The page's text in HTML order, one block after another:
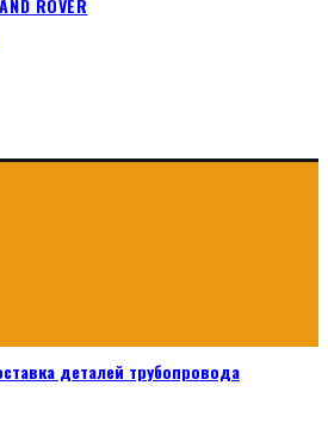
ROVER
деталей трубопровода